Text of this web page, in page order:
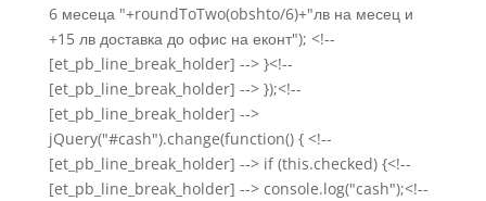
6 месеца "+roundToTwo(obshto/6)+"лв на месец и
+15 лв доставка до офис на еконт"); <!--
[et_pb_line_break_holder] --> }<!--
[et_pb_line_break_holder] --> });<!--
[et_pb_line_break_holder] -->
jQuery("#cash").change(function() { <!--
[et_pb_line_break_holder] --> if (this.checked) {<!--
[et_pb_line_break_holder] --> console.log("cash");<!--